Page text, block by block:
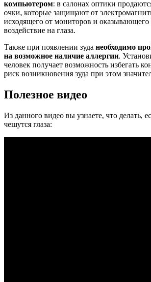
компьютером: в салонах оптики
очки, которые защищают от
исходящего от мониторов и
воздействие на глаза.
Также при появлении зуда необходимо
на возможное наличие аллергии.
человек получает возможность избегать
риск возникновения зуда при этом
Полезное видео
Из данного видео вы узнаете, что делать,
чешутся глаза: